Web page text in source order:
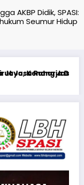
AKBP Didik, SPASI:
Seumur Hidup
Sentosa II di
Hari Ini**Rabu, 5